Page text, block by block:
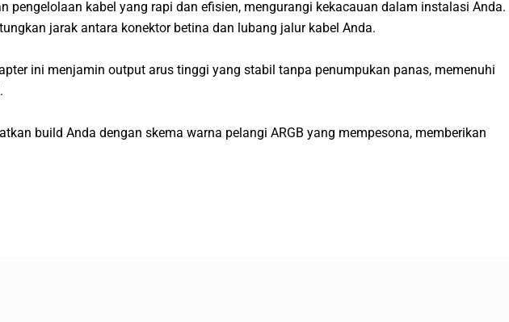
kabel yang rapi dan efisien, mengurangi kekacauan dalam instalasi Anda.
jarak antara konektor betina dan lubang jalur kabel Anda.
ini menjamin output arus tinggi yang stabil tanpa penumpukan panas, memenuhi
build Anda dengan skema warna pelangi ARGB yang mempesona, memberikan